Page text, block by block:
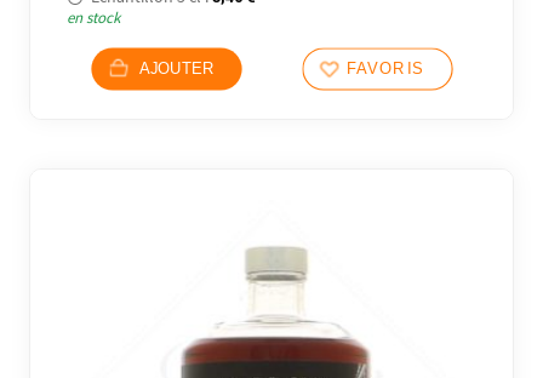
en stock
AJOUTER FAVORIS